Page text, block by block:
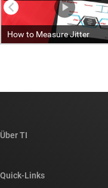
Über TI
Quick-Links